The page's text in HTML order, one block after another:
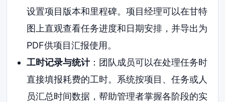
设置项目版本和里程碑。项目经理可以在甘特
图上直观查看任务进度和日期安排，并导出为
PDF供项目汇报使用。
工时记录与统计：团队成员可以在处理任务时
直接填报耗费的工时。系统按项目、任务或人
员汇总时间数据，帮助管理者掌握各阶段的实